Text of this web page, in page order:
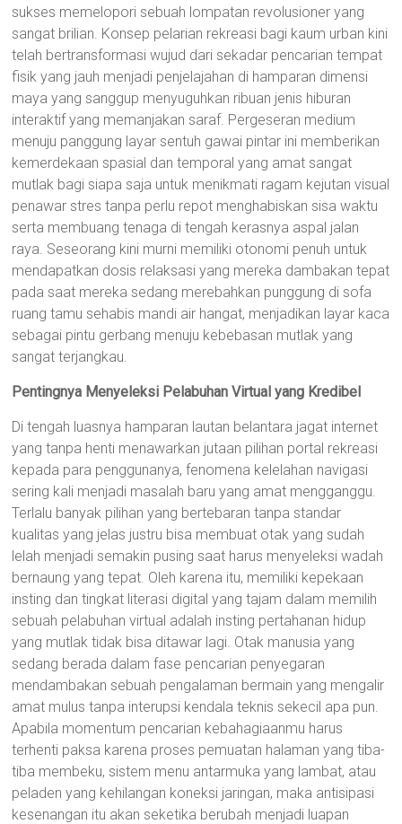
sukses memelopori sebuah lompatan revolusioner yang
sangat brilian. Konsep pelarian rekreasi bagi kaum urban kini
telah bertransformasi wujud dari sekadar pencarian tempat
fisik yang jauh menjadi penjelajahan di hamparan dimensi
maya yang sanggup menyuguhkan ribuan jenis hiburan
interaktif yang memanjakan saraf. Pergeseran medium
menuju panggung layar sentuh gawai pintar ini memberikan
kemerdekaan spasial dan temporal yang amat sangat
mutlak bagi siapa saja untuk menikmati ragam kejutan visual
penawar stres tanpa perlu repot menghabiskan sisa waktu
serta membuang tenaga di tengah kerasnya aspal jalan
raya. Seseorang kini murni memiliki otonomi penuh untuk
mendapatkan dosis relaksasi yang mereka dambakan tepat
pada saat mereka sedang merebahkan punggung di sofa
ruang tamu sehabis mandi air hangat, menjadikan layar kaca
sebagai pintu gerbang menuju kebebasan mutlak yang
sangat terjangkau.
Pentingnya Menyeleksi Pelabuhan Virtual yang Kredibel
Di tengah luasnya hamparan lautan belantara jagat internet
yang tanpa henti menawarkan jutaan pilihan portal rekreasi
kepada para penggunanya, fenomena kelelahan navigasi
sering kali menjadi masalah baru yang amat mengganggu.
Terlalu banyak pilihan yang bertebaran tanpa standar
kualitas yang jelas justru bisa membuat otak yang sudah
lelah menjadi semakin pusing saat harus menyeleksi wadah
bernaung yang tepat. Oleh karena itu, memiliki kepekaan
insting dan tingkat literasi digital yang tajam dalam memilih
sebuah pelabuhan virtual adalah insting pertahanan hidup
yang mutlak tidak bisa ditawar lagi. Otak manusia yang
sedang berada dalam fase pencarian penyegaran
mendambakan sebuah pengalaman bermain yang mengalir
amat mulus tanpa interupsi kendala teknis sekecil apa pun.
Apabila momentum pencarian kebahagiaanmu harus
terhenti paksa karena proses pemuatan halaman yang tiba-
tiba membeku, sistem menu antarmuka yang lambat, atau
peladen yang kehilangan koneksi jaringan, maka antisipasi
kesenangan itu akan seketika berubah menjadi luapan